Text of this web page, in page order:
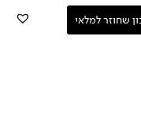
שחוזר למלאי